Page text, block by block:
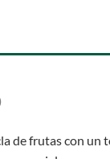
de frutas con un